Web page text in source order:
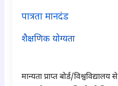
पात्रता मानदंड
शैक्षणिक योग्यता
मान्यता प्राप्त बोर्ड/